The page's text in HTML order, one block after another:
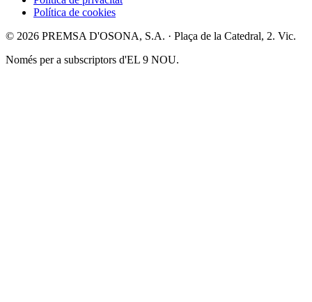
Política de cookies
© 2026 PREMSA D'OSONA, S.A. · Plaça de la Catedral, 2. Vic.
Només per a subscriptors d'EL 9 NOU.